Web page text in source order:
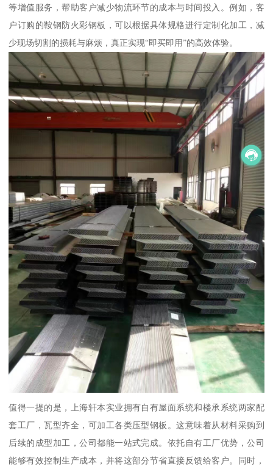
等增值服务，帮助客户减少物流环节的成本与时间投入。例如，客
户订购的鞍钢防火彩钢板，可以根据具体规格进行定制化加工，减
少现场切割的损耗与麻烦，真正实现“即买即用”的高效体验。
值得一提的是，上海轩本实业拥有自有屋面系统和楼承系统两家配
套工厂，瓦型齐全，可加工各类压型钢板。这意味着从材料采购到
后续的成型加工，公司都能一站式完成。依托自有工厂优势，公司
能够有效控制生产成本，并将这部分节省直接反馈给客户。同时，